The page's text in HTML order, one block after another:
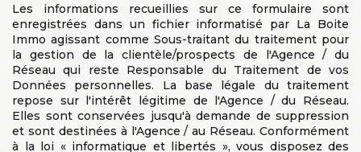
Les informations recueillies sur ce formulaire sont
enregistrées dans un fichier informatisé par La Boite
Immo agissant comme Sous-traitant du traitement pour
la gestion de la clientèle/prospects de l'Agence / du
Réseau qui reste Responsable du Traitement de vos
Données personnelles. La base légale du traitement
repose sur l'intérêt légitime de l'Agence / du Réseau.
Elles sont conservées jusqu'à demande de suppression
et sont destinées à l'Agence / au Réseau. Conformément
à la loi « informatique et libertés », vous disposez des